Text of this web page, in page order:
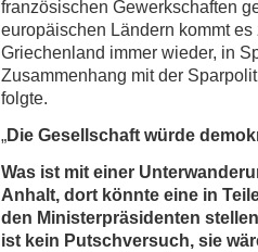
französischen Gewerkschaften
europäischen Ländern kommt
Griechenland immer wieder, in
Zusammenhang mit der
folgte.
„Die Gesellschaft würde
Was ist mit einer
Anhalt, dort könnte eine in
den Ministerpräsidenten
ist kein Putschversuch, sie